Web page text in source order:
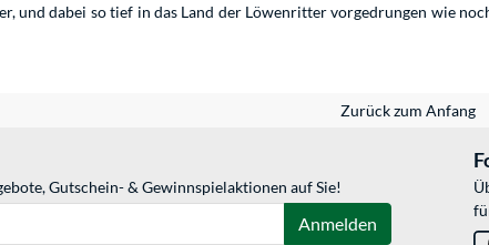
und dabei so tief in das Land der Löwenritter vorgedrungen wie
Zurück zum Anfang
Gutschein- & Gewinnspielaktionen auf Sie!
Anmelden